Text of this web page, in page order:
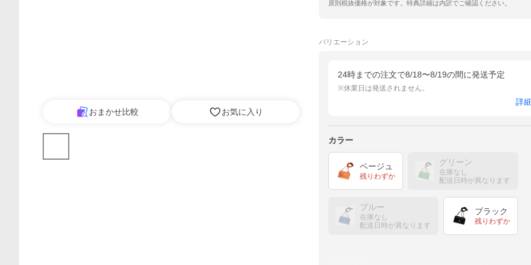
おまかせ比較 お気に入り
原則税抜価格が対象です。特典詳細は内訳でご確認ください。
バリエーション
24時までの注文で8/18〜8/19の間に発送予定
※休業日は発送されません。
詳
カラー
ベージュ
残りわずか
グリーン
在庫なし
配送日時が異なります
ブルー
在庫なし
配送日時が異なります
ブラック
残りわずか